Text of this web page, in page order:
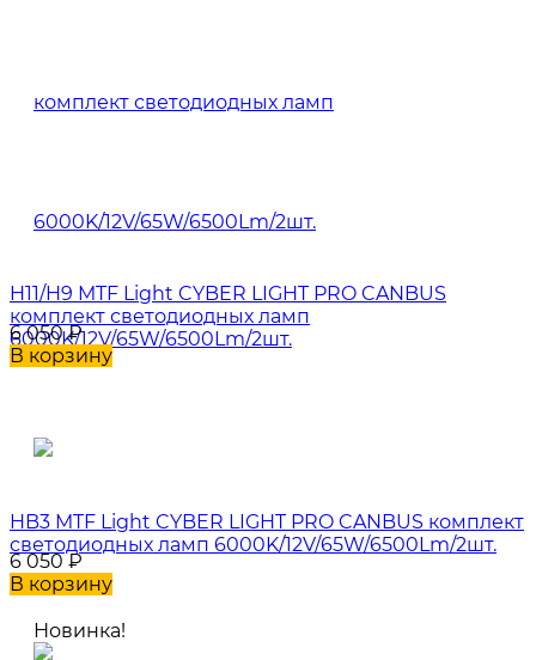
H11/H9 MTF Light CYBER LIGHT PRO CANBUS
комплект светодиодных ламп
6000K/12V/65W/6500Lm/2шт.
6 050₽
В корзину
HB3 MTF Light CYBER LIGHT PRO CANBUS комплект
светодиодных ламп 6000K/12V/65W/6500Lm/2шт.
6 050₽
В корзину
Новинка!